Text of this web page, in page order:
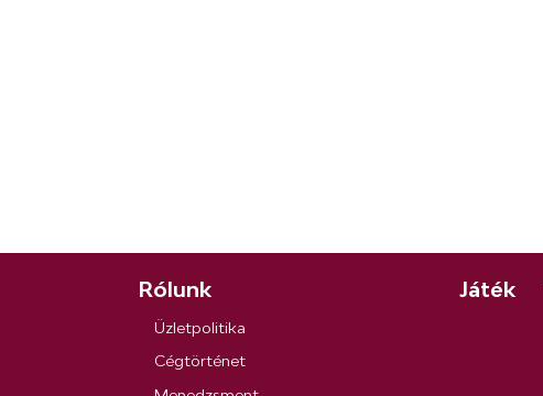
Rólunk
Üzletpolitika
Cégtörténet
Játék